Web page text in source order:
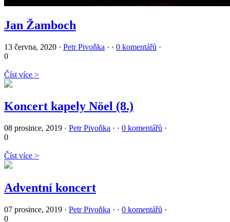
Jan Žamboch
13 června, 2020 · Petr Pivoňka · · 0 komentářů ·
0
Číst více >
Koncert kapely Nöel (8.)
08 prosince, 2019 · Petr Pivoňka · · 0 komentářů ·
0
Číst více >
Adventní koncert
07 prosince, 2019 · Petr Pivoňka · · 0 komentářů ·
0